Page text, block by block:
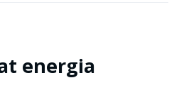
energia